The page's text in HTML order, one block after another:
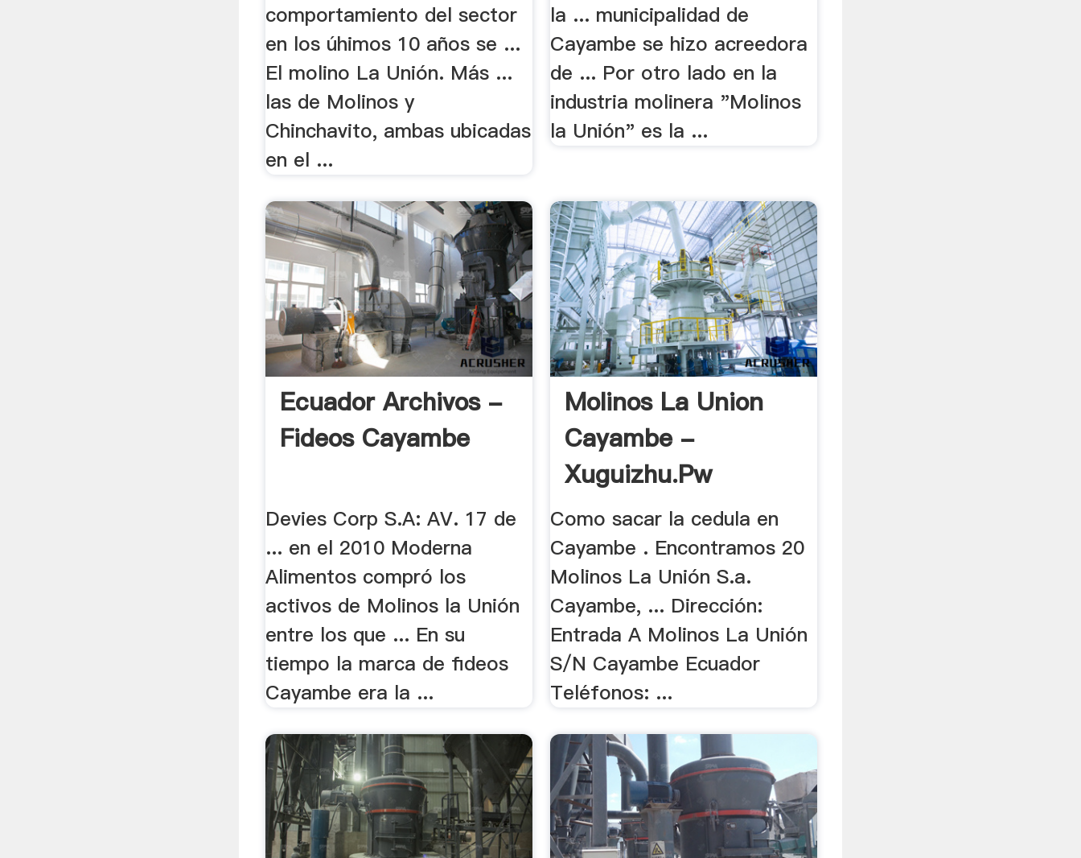
comportamiento del sector
en los úhimos 10 años se ...
El molino La Unión. Más ...
las de Molinos y
Chinchavito, ambas ubicadas
en el ...
la ... municipalidad de
Cayambe se hizo acreedora
de ... Por otro lado en la
industria molinera "Molinos
la Unión" es la ...
Ecuador Archivos -
Fideos Cayambe
Devies Corp S.A: AV. 17 de
... en el 2010 Moderna
Alimentos compró los
activos de Molinos la Unión
entre los que ... En su
tiempo la marca de fideos
Cayambe era la ...
Molinos La Union
Cayambe -
Xuguizhu.pw
Como sacar la cedula en
Cayambe . Encontramos 20
Molinos La Unión S.a.
Cayambe, ... Dirección:
Entrada A Molinos La Unión
S/N Cayambe Ecuador
Teléfonos: ...